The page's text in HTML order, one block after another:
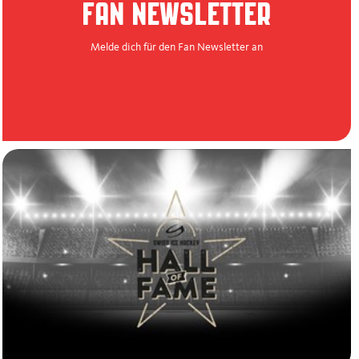
FAN NEWSLETTER
Melde dich für den Fan Newsletter an